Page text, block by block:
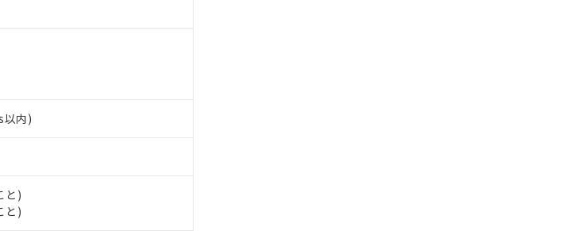
以内)
と)
と)
同利用に関して"
の「1.共同利用者の範囲」に記載されて
できます。
で、過去に遡って非含有を証明するものではありません。
の対応では、対応完了までの期間は出荷製品に未対応品が
りました。